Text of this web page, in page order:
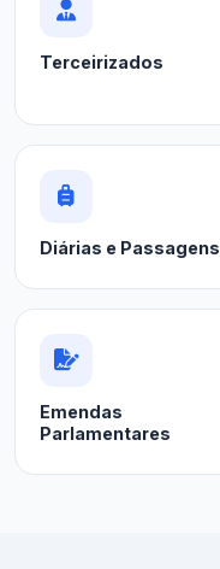
Terceirizados
Diárias e Passagens
Emendas
Parlamentares